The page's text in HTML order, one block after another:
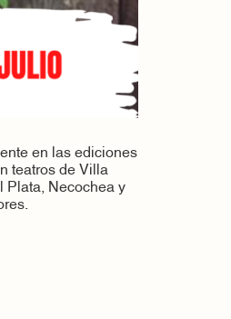
en las ediciones
teatros de Villa
Plata, Necochea y